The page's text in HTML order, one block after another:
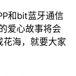
和bit蓝牙通信
爱心故事将会
花海，就要大家